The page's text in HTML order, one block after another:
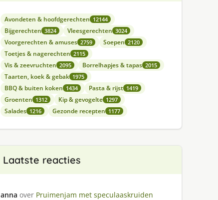
Avondeten & hoofdgerechten 12144
Bijgerechten 3824 Vleesgerechten 3024
Voorgerechten & amuses 2759 Soepen 2120
Toetjes & nagerechten 2115
Vis & zeevruchten 2095 Borrelhapjes & tapas 2015
Taarten, koek & gebak 1975
BBQ & buiten koken 1434 Pasta & rijst 1419
Groenten 1312 Kip & gevogelte 1297
Salades 1216 Gezonde recepten 1177
Laatste reacties
anna over Pruimenjam met speculaaskruiden